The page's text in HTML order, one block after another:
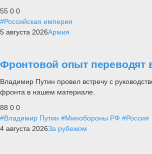
55 0 0
#Российская империя
5 августа 2026Армия
Фронтовой опыт переводят
Владимир Путин провел встречу с
фронта в нашем материале.
88 0 0
#Владимир Путин #Минобороны РФ #Россия
4 августа 2026За рубежом